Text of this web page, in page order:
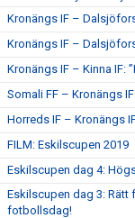
Kronängs IF –
Kronängs IF –
Kronängs IF – Kinna IF:
Somali FF – Kronängs
Horreds IF – Kronängs
FILM: Eskilscupen 2019
Eskilscupen dag 4:
Eskilscupen dag 3: Rätt
fotbollsdag!